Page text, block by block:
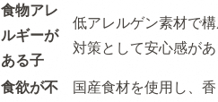
食物アレ
ルギーが
ある子
低アレルゲン素材で
対策として安心感があ
食欲が不
国産食材を使用し、